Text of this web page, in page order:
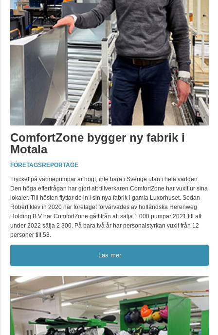
ComfortZone bygger ny fabrik i
Motala
FÖRETAGSREPORTAGE
Trycket på värmepumpar är högt, inte bara i Sverige utan i hela världen.
Den höga efterfrågan har gjort att tillverkaren ComfortZone har vuxit ur sina
lokaler. Till hösten flyttar de in i sin nya fabrik i gamla Luxorhuset. Sedan
Robert klev in 2020 när företaget förvärvades av holländska Herenweg
Holding B.V har ComfortZone gått från att sälja 1 000 pumpar 2021 till att
under 2022 sälja 2 300. På bara två år har personalstyrkan vuxit från 12
personer till 53.
Läs mer